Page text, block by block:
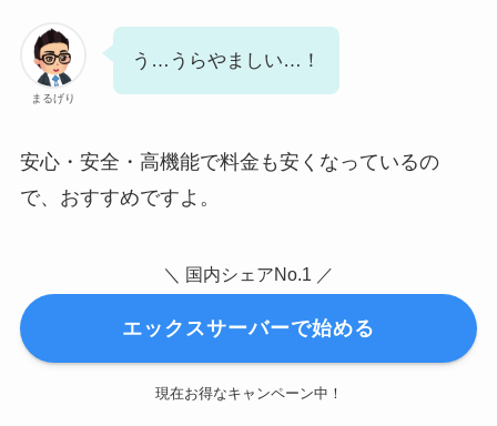
まるげり
う…うらやましい…！
安心・安全・高機能で料金も安くなっているの
で、おすすめですよ。
＼ 国内シェアNo.1 ／
エックスサーバーで始める
現在お得なキャンペーン中！